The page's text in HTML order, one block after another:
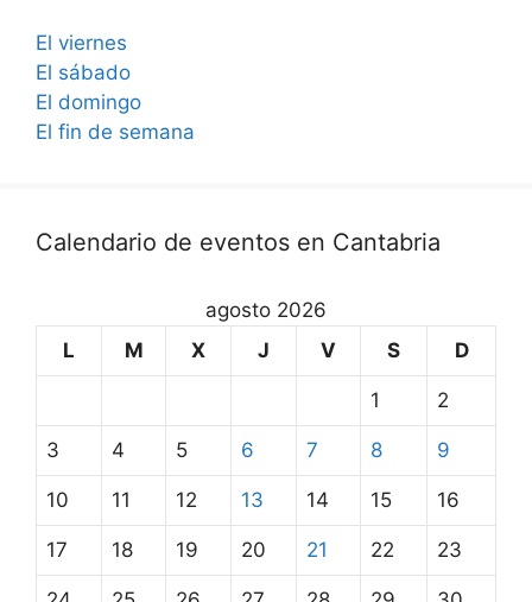
El viernes
El sábado
El domingo
El fin de semana
Calendario de eventos en Cantabria
agosto 2026
L
M X J V S D
1 2
3 4 5 6 7 8 9
10 11 12 13 14 15 16
17 18 19 20 21 22 23